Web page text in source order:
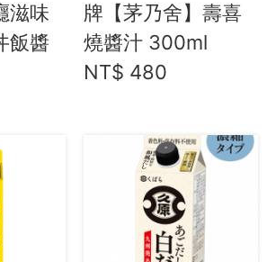
導
滋味
飯醬
牌【茅乃舍】壽喜
燒醬汁 300ml
NT$ 480